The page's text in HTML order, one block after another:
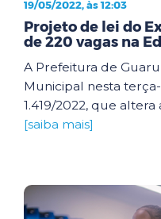
19/05/2022, às 12:03
Projeto de lei do
de 220 vagas na
A Prefeitura de
Municipal nesta
1.419/2022, que altera
[saiba mais]